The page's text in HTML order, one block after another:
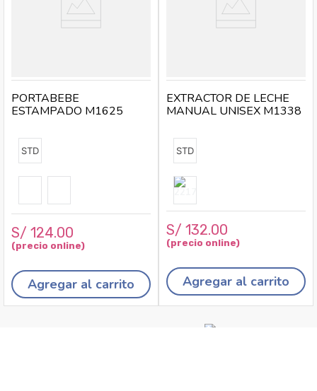
STD
PORTABEBE
ESTAMPADO M1625
S/ 124.00
Agregar al carrito
STD
EXTRACTOR DE LECHE
MANUAL UNISEX M1338
S/ 132.00
Agregar al carrito